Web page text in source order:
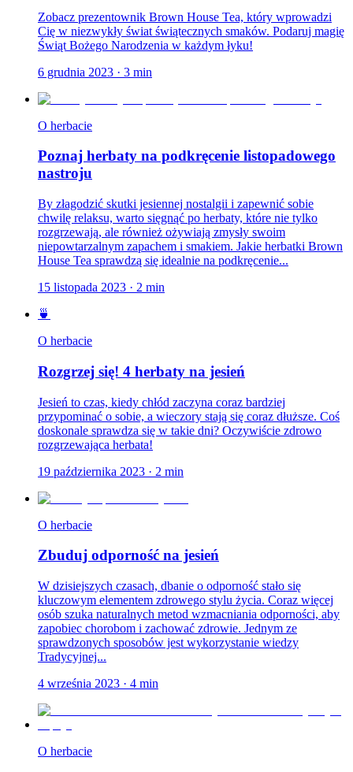
Zobacz prezentownik Brown House Tea, który wprowadzi
Cię w niezwykły świat świątecznych smaków. Podaruj magię
Świąt Bożego Narodzenia w każdym łyku!
6 grudnia 2023 · 3 min
O herbacie
Poznaj herbaty na podkręcenie listopadowego
nastroju
By złagodzić skutki jesiennej nostalgii i zapewnić sobie
chwilę relaksu, warto sięgnąć po herbaty, które nie tylko
rozgrzewają, ale również ożywiają zmysły swoim
niepowtarzalnym zapachem i smakiem. Jakie herbatki Brown
House Tea sprawdzą się idealnie na podkręcenie...
15 listopada 2023 · 2 min
🍵
O herbacie
Rozgrzej się! 4 herbaty na jesień
Jesień to czas, kiedy chłód zaczyna coraz bardziej
przypominać o sobie, a wieczory stają się coraz dłuższe. Coś
doskonale sprawdza się w takie dni? Oczywiście zdrowo
rozgrzewająca herbata!
19 października 2023 · 2 min
O herbacie
Zbuduj odporność na jesień
W dzisiejszych czasach, dbanie o odporność stało się
kluczowym elementem zdrowego stylu życia. Coraz więcej
osób szuka naturalnych metod wzmacniania odporności, aby
zapobiec chorobom i zachować zdrowie. Jednym ze
sprawdzonych sposobów jest wykorzystanie wiedzy
Tradycyjnej...
4 września 2023 · 4 min
O herbacie